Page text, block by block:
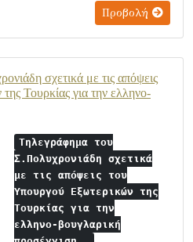
Προβολή
σχετικά με τις απόψεις
Τουρκίας για την ελληνο-
Τηλεγράφημα του
Σ.Πολυχρονιάδη σχετικά
με τις απόψεις του
Υπουργού Εξωτερικών της
Τουρκίας για την
ελληνο-βουγλαρική